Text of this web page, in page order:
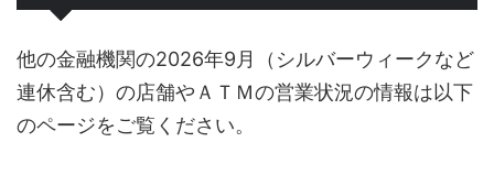
他の金融機関の2026年9月（シルバーウィークなど
連休含む）の店舗やＡＴＭの営業状況の情報は以下
のページをご覧ください。